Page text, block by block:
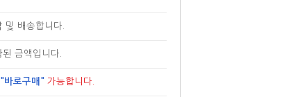
및 배송합니다.
금액입니다.
"바로구매" 가능합니다.